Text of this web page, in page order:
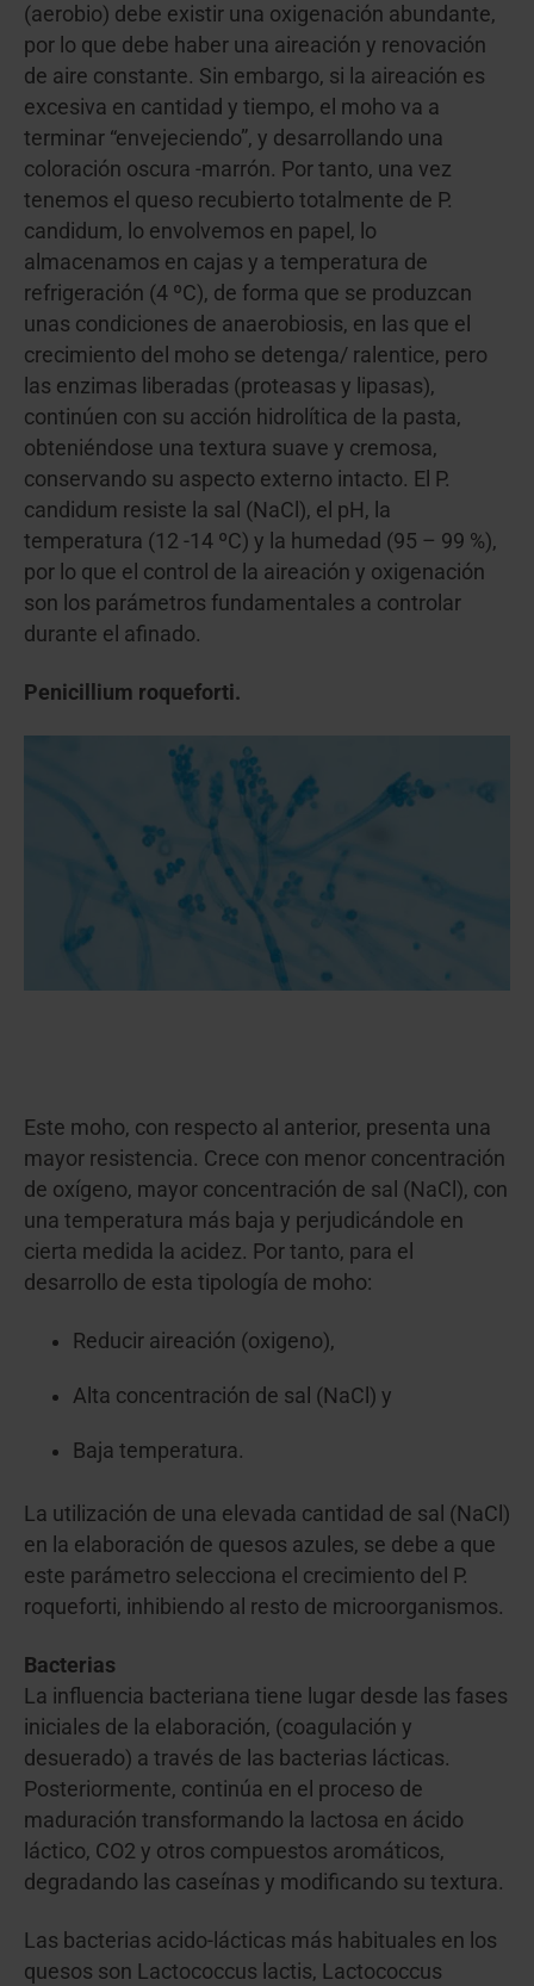
(aerobio) debe existir una oxigenación abundante,
por lo que debe haber una aireación y renovación
de aire constante. Sin embargo, si la aireación es
excesiva en cantidad y tiempo, el moho va a
terminar “envejeciendo”, y desarrollando una
coloración oscura -marrón. Por tanto, una vez
tenemos el queso recubierto totalmente de P.
candidum, lo envolvemos en papel, lo
almacenamos en cajas y a temperatura de
refrigeración (4 ºC), de forma que se produzcan
unas condiciones de anaerobiosis, en las que el
crecimiento del moho se detenga/ ralentice, pero
las enzimas liberadas (proteasas y lipasas),
continúen con su acción hidrolítica de la pasta,
obteniéndose una textura suave y cremosa,
conservando su aspecto externo intacto. El P.
candidum resiste la sal (NaCl), el pH, la
temperatura (12 -14 ºC) y la humedad (95 – 99 %),
por lo que el control de la aireación y oxigenación
son los parámetros fundamentales a controlar
durante el afinado.
Penicillium roqueforti.
Este moho, con respecto al anterior, presenta una
mayor resistencia. Crece con menor concentración
de oxígeno, mayor concentración de sal (NaCl), con
una temperatura más baja y perjudicándole en
cierta medida la acidez. Por tanto, para el
desarrollo de esta tipología de moho:
Reducir aireación (oxigeno),
Alta concentración de sal (NaCl) y
Baja temperatura.
La utilización de una elevada cantidad de sal (NaCl)
en la elaboración de quesos azules, se debe a que
este parámetro selecciona el crecimiento del P.
roqueforti, inhibiendo al resto de microorganismos.
Bacterias
La influencia bacteriana tiene lugar desde las fases
iniciales de la elaboración, (coagulación y
desuerado) a través de las bacterias lácticas.
Posteriormente, continúa en el proceso de
maduración transformando la lactosa en ácido
láctico, CO2 y otros compuestos aromáticos,
degradando las caseínas y modificando su textura.
Las bacterias acido-lácticas más habituales en los
quesos son Lactococcus lactis, Lactococcus